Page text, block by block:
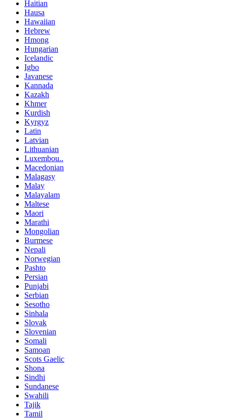
Haitian
Hausa
Hawaiian
Hebrew
Hmong
Hungarian
Icelandic
Igbo
Javanese
Kannada
Kazakh
Khmer
Kurdish
Kyrgyz
Latin
Latvian
Lithuanian
Luxembou..
Macedonian
Malagasy
Malay
Malayalam
Maltese
Maori
Marathi
Mongolian
Burmese
Nepali
Norwegian
Pashto
Persian
Punjabi
Serbian
Sesotho
Sinhala
Slovak
Slovenian
Somali
Samoan
Scots Gaelic
Shona
Sindhi
Sundanese
Swahili
Tajik
Tamil